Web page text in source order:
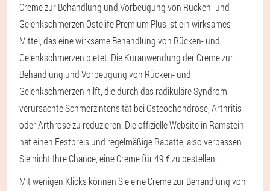
Creme zur Behandlung und Vorbeugung von Rücken- und
Gelenkschmerzen Ostelife Premium Plus ist ein wirksames
Mittel, das eine wirksame Behandlung von Rücken- und
Gelenkschmerzen bietet. Die Kuranwendung der Creme zur
Behandlung und Vorbeugung von Rücken- und
Gelenkschmerzen hilft, die durch das radikuläre Syndrom
verursachte Schmerzintensität bei Osteochondrose, Arthritis
oder Arthrose zu reduzieren. Die offizielle Website in Ramstein
hat einen Festpreis und regelmäßige Rabatte, also verpassen
Sie nicht Ihre Chance, eine Creme für 49 € zu bestellen.
Mit wenigen Klicks können Sie eine Creme zur Behandlung von